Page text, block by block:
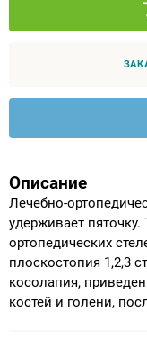
Описание
Лечебно-
удерживает
ортопедических
плоскостопия 1,2,3
косолапия,
костей и голени,
Индивидуальное